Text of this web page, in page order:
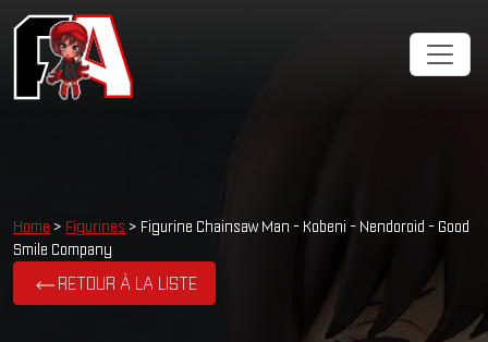
Home > Figurines > Figurine Chainsaw Man - Kobeni - Nendoroid - Good
Smile Company
RETOUR À LA LISTE